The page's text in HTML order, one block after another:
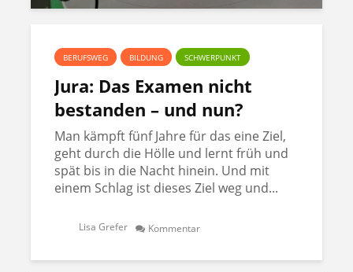
BERUFSWEG BILDUNG SCHWERPUNKT
Jura: Das Examen nicht
bestanden – und nun?
Man kämpft fünf Jahre für das eine Ziel,
geht durch die Hölle und lernt früh und
spät bis in die Nacht hinein. Und mit
einem Schlag ist dieses Ziel weg und...
Lisa Grefer Kommentar